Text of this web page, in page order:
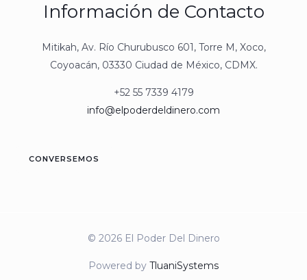
Información de Contacto
Mitikah, Av. Río Churubusco 601, Torre M, Xoco,
Coyoacán, 03330 Ciudad de México, CDMX.
+52 55 7339 4179
info@elpoderdeldinero.com
CONVERSEMOS
© 2026 El Poder Del Dinero
Powered by TluaniSystems